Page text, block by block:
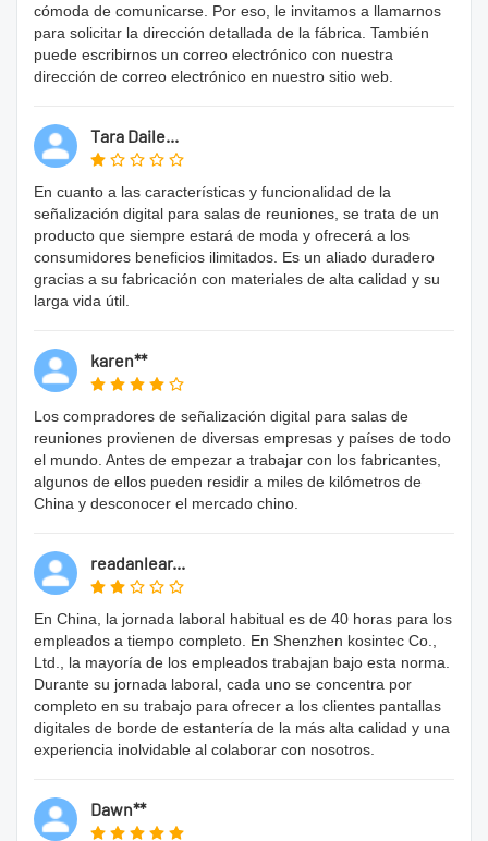
cómoda de comunicarse. Por eso, le invitamos a llamarnos
para solicitar la dirección detallada de la fábrica. También
puede escribirnos un correo electrónico con nuestra
dirección de correo electrónico en nuestro sitio web.
Tara Daile...
En cuanto a las características y funcionalidad de la
señalización digital para salas de reuniones, se trata de un
producto que siempre estará de moda y ofrecerá a los
consumidores beneficios ilimitados. Es un aliado duradero
gracias a su fabricación con materiales de alta calidad y su
larga vida útil.
karen**
Los compradores de señalización digital para salas de
reuniones provienen de diversas empresas y países de todo
el mundo. Antes de empezar a trabajar con los fabricantes,
algunos de ellos pueden residir a miles de kilómetros de
China y desconocer el mercado chino.
readanlear...
En China, la jornada laboral habitual es de 40 horas para los
empleados a tiempo completo. En Shenzhen kosintec Co.,
Ltd., la mayoría de los empleados trabajan bajo esta norma.
Durante su jornada laboral, cada uno se concentra por
completo en su trabajo para ofrecer a los clientes pantallas
digitales de borde de estantería de la más alta calidad y una
experiencia inolvidable al colaborar con nosotros.
Dawn**